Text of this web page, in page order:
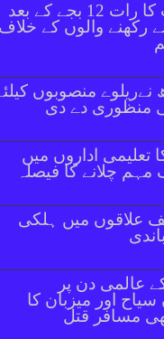
لاہور ہائیکورٹ کا رات 12 بجے کے بعد
رکھنے والوں کے خلاف
منصوبوں
تعلیمی اداروں میں
چلانے کا فیصلہ
علاقوں میں ہلکی
عالمی دن پر
سیاح اور میزبان کا
مسافر قتل